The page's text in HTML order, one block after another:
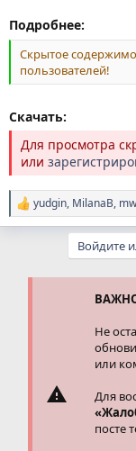
Подробнее:
Скрытое
пользователей!
Скачать:
Для просмотра
или
Р
е
yudgin, MilanaB,
Войдите
Не
или
Для
посте